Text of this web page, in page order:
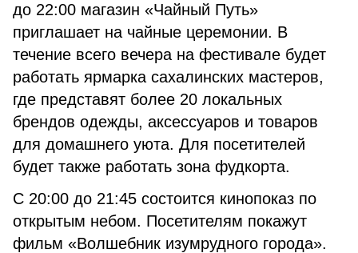
до 22:00 магазин «Чайный Путь»
приглашает на чайные церемонии. В
течение всего вечера на фестивале будет
работать ярмарка сахалинских мастеров,
где представят более 20 локальных
брендов одежды, аксессуаров и товаров
для домашнего уюта. Для посетителей
будет также работать зона фудкорта.
С 20:00 до 21:45 состоится кинопоказ по
открытым небом. Посетителям покажут
фильм «Волшебник изумрудного города».